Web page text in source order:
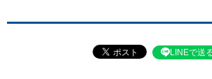
LINEで送